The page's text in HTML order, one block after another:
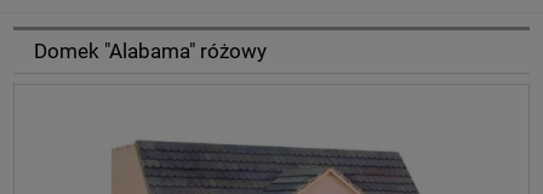
Domek "Alabama" różowy